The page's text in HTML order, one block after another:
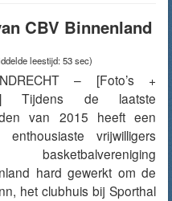
CBV Binnenland
leestijd: 53 sec)
– [Foto’s +
Tijdens de laatste
van 2015 heeft een
enthousiaste vrijwilligers
hard gewerkt om de
het clubhuis bij Sporthal